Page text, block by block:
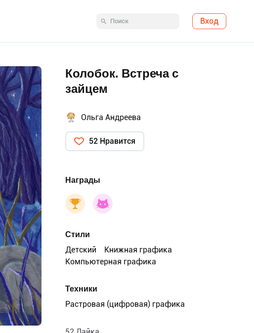
Вход
Колобок. Встреча с
зайцем
Ольга Андреева
52 Нравится
Награды
Стили
Детский
Книжная графика
Компьютерная графика
Техники
Растровая (цифровая) графика